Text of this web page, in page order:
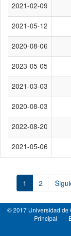
2021-02-09
2021-05-12
2020-08-06
2023-05-05
2021-03-03
2020-08-03
2022-08-20
2021-05-06
1 2
© 2017 Universidad de
Principal
|